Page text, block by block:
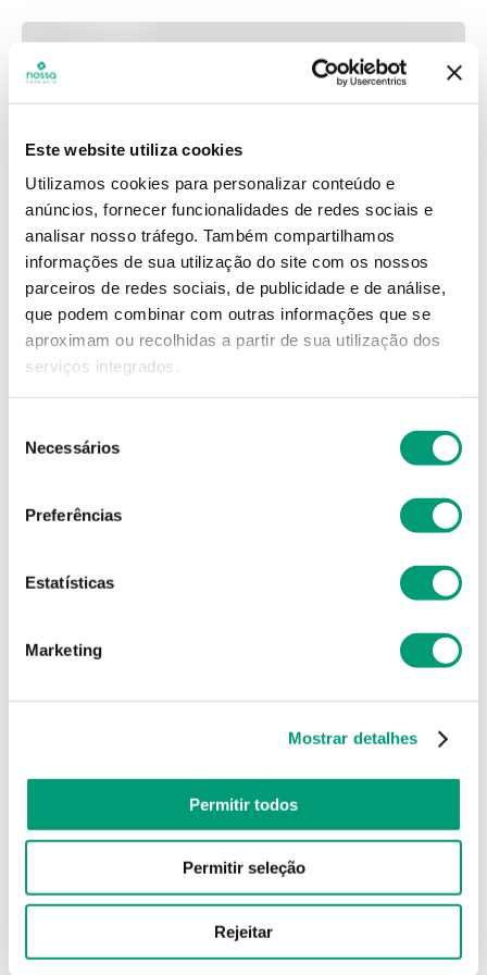
Este website utiliza cookies
Utilizamos cookies para personalizar conteúdo e
anúncios, fornecer funcionalidades de redes sociais e
analisar nosso tráfego. Também compartilhamos
informações de sua utilização do site com os nossos
parceiros de redes sociais, de publicidade e de análise,
que podem combinar com outras informações que se
aproximam ou recolhidas a partir de sua utilização dos
serviços integrados.
Necessários
Preferências
Estatísticas
Marketing
Mostrar detalhes
Permitir todos
Permitir seleção
Rejeitar